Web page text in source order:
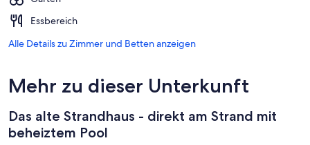
Essbereich
Alle Details zu Zimmer und Betten anzeigen
Mehr zu dieser Unterkunft
Das alte Strandhaus - direkt am Strand mit
beheiztem Pool